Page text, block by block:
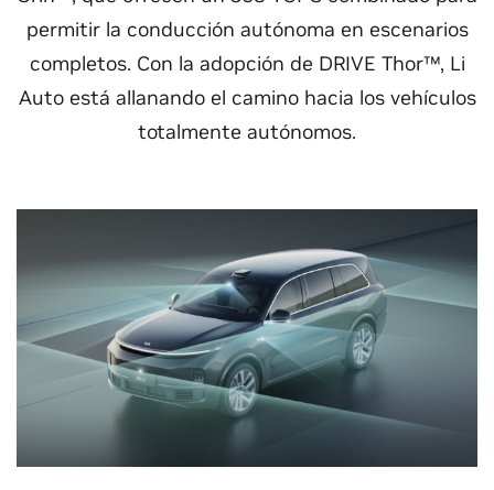
permitir la conducción autónoma en escenarios
completos. Con la adopción de DRIVE Thor™, Li
Auto está allanando el camino hacia los vehículos
totalmente autónomos.